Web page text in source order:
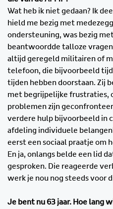
Wat heb ik niet gedaan? Ik
hield me bezig met
ondersteuning, was bezig
beantwoordde talloze
altijd geregeld militairen of
telefoon, die bijvoorbeeld
tijden hebben doorstaan. Zij
met begrijpelijke frustraties,
problemen zijn
verdere hulp bijvoorbeeld in
afdeling individuele
eerst een sociaal praatje om
En ja, onlangs belde een lid
gesproken. Die reageerde
werk je nou nog steeds voor
Je bent nu 63 jaar. Hoe lang